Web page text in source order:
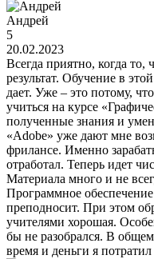
Андрей
5
20.02.2023
Всегда приятно, когда то,
результат. Обучение в
дает. Уже – это потому,
учиться на курсе
полученные знания и
«Adobe» уже дают мне
фрилансе. Именно
отработал. Теперь идет
Материала много и не
Программное
преподносит. При этом
учителями хорошая.
бы не разобрался. В
время и деньги я